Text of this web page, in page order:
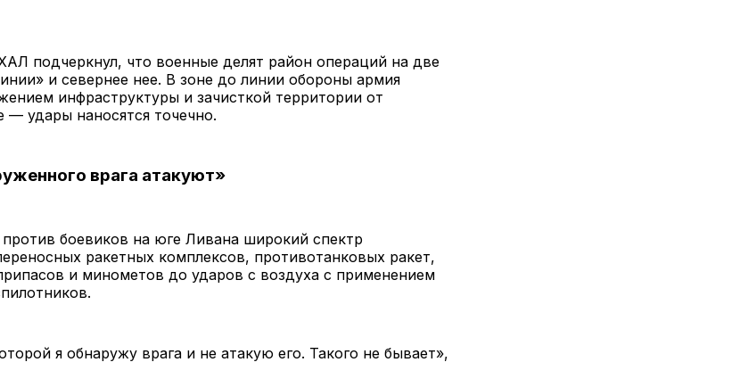
подчеркнул, что военные делят район операций на две
и севернее нее. В зоне до линии обороны армия
инфраструктуры и зачисткой территории от
— удары наносятся точечно.
врага атакуют»
боевиков на юге Ливана широкий спектр
ракетных комплексов, противотанковых ракет,
и минометов до ударов с воздуха с применением
я обнаружу врага и не атакую его. Такого не бывает»,